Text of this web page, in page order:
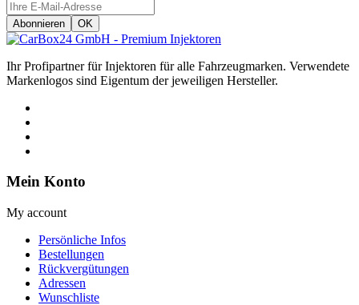
Ihr Profipartner für Injektoren für alle Fahrzeugmarken. Verwendete
Markenlogos sind Eigentum der jeweiligen Hersteller.
Mein Konto
My account
Persönliche Infos
Bestellungen
Rückvergütungen
Adressen
Wunschliste